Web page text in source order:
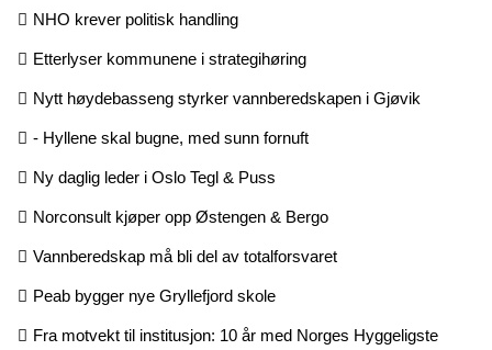
NHO krever politisk handling
Etterlyser kommunene i strategihøring
Nytt høydebasseng styrker vannberedskapen i Gjøvik
- Hyllene skal bugne, med sunn fornuft
Ny daglig leder i Oslo Tegl & Puss
Norconsult kjøper opp Østengen & Bergo
Vannberedskap må bli del av totalforsvaret
Peab bygger nye Gryllefjord skole
Fra motvekt til institusjon: 10 år med Norges Hyggeligste